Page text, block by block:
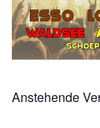
Anstehende